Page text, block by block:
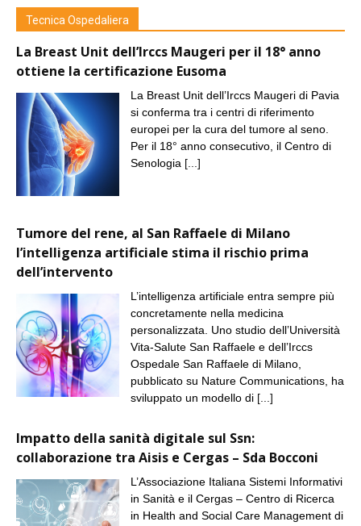
Tecnica Ospedaliera
La Breast Unit dell’Irccs Maugeri per il 18° anno
ottiene la certificazione Eusoma
La Breast Unit dell’Irccs Maugeri di Pavia
si conferma tra i centri di riferimento
europei per la cura del tumore al seno.
Per il 18° anno consecutivo, il Centro di
Senologia [...]
Tumore del rene, al San Raffaele di Milano
l’intelligenza artificiale stima il rischio prima
dell’intervento
L’intelligenza artificiale entra sempre più
concretamente nella medicina
personalizzata. Uno studio dell’Università
Vita-Salute San Raffaele e dell’Irccs
Ospedale San Raffaele di Milano,
pubblicato su Nature Communications, ha
sviluppato un modello di [...]
Impatto della sanità digitale sul Ssn:
collaborazione tra Aisis e Cergas – Sda Bocconi
L’Associazione Italiana Sistemi Informativi
in Sanità e il Cergas – Centro di Ricerca
in Health and Social Care Management di